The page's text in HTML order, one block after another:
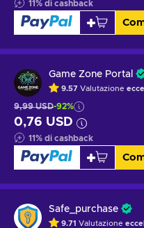
11% di cashback
Game Zone Portal
9.57 Valutazione
9,99 USD-92%
0,76 USD
11% di cashback
Safe_purchase
9.71 Valutazione